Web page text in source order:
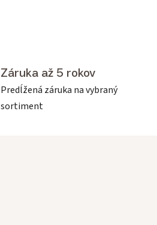
Záruka až 5 rokov
Predĺžená záruka na vybraný
sortiment